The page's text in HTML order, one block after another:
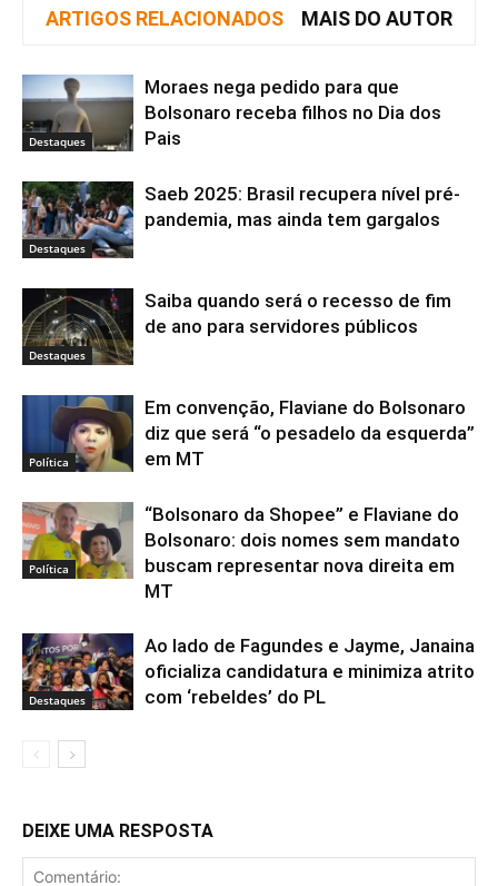
ARTIGOS RELACIONADOS MAIS DO AUTOR
Destaques
Moraes nega pedido para que
Bolsonaro receba filhos no Dia dos
Pais
Destaques
Saeb 2025: Brasil recupera nível pré-
pandemia, mas ainda tem gargalos
Destaques
Saiba quando será o recesso de fim
de ano para servidores públicos
Política
Em convenção, Flaviane do Bolsonaro
diz que será “o pesadelo da esquerda”
em MT
Política
“Bolsonaro da Shopee” e Flaviane do
Bolsonaro: dois nomes sem mandato
buscam representar nova direita em
MT
Destaques
Ao lado de Fagundes e Jayme, Janaina
oficializa candidatura e minimiza atrito
com ‘rebeldes’ do PL
DEIXE UMA RESPOSTA